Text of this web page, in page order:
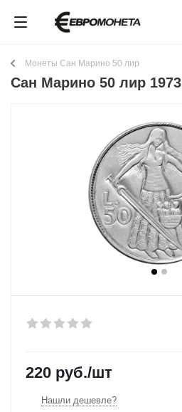
Монеты Сан Марино 50 лир
Сан Марино 50 лир 1973
220 руб./шт
Нашли дешевле?